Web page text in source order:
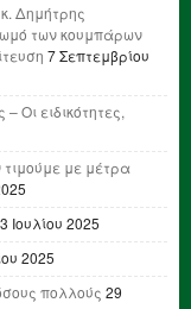
Δημήτρης
των κουμπάρων
7 Σεπτεμβρίου
Οι ειδικότητες,
τιμούμε με μέτρα
Ιουλίου 2025
2025
πολλούς 29